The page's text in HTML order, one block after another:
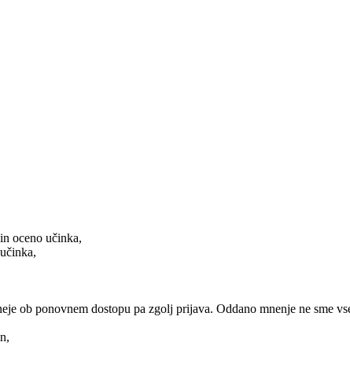
učinka,
ob ponovnem dostopu pa zgolj prijava. Oddano mnenje ne sme